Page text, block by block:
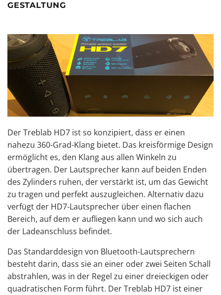
GESTALTUNG
Der Treblab HD7 ist so konzipiert, dass er einen
nahezu 360-Grad-Klang bietet. Das kreisförmige Design
ermöglicht es, den Klang aus allen Winkeln zu
übertragen. Der Lautsprecher kann auf beiden Enden
des Zylinders ruhen, der verstärkt ist, um das Gewicht
zu tragen und perfekt auszugleichen. Alternativ dazu
verfügt der HD7-Lautsprecher über einen flachen
Bereich, auf dem er aufliegen kann und wo sich auch
der Ladeanschluss befindet.
Das Standarddesign von Bluetooth-Lautsprechern
besteht darin, dass sie an einer oder zwei Seiten Schall
abstrahlen, was in der Regel zu einer dreieckigen oder
quadratischen Form führt. Der Treblab HD7 ist einer